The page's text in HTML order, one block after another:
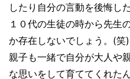
したり自分の言動を後悔し
１０代の生徒の時から先生
か存在しないでしょう。(笑)
親子も一緒で自分が大人や
な思いをして育ててくれた